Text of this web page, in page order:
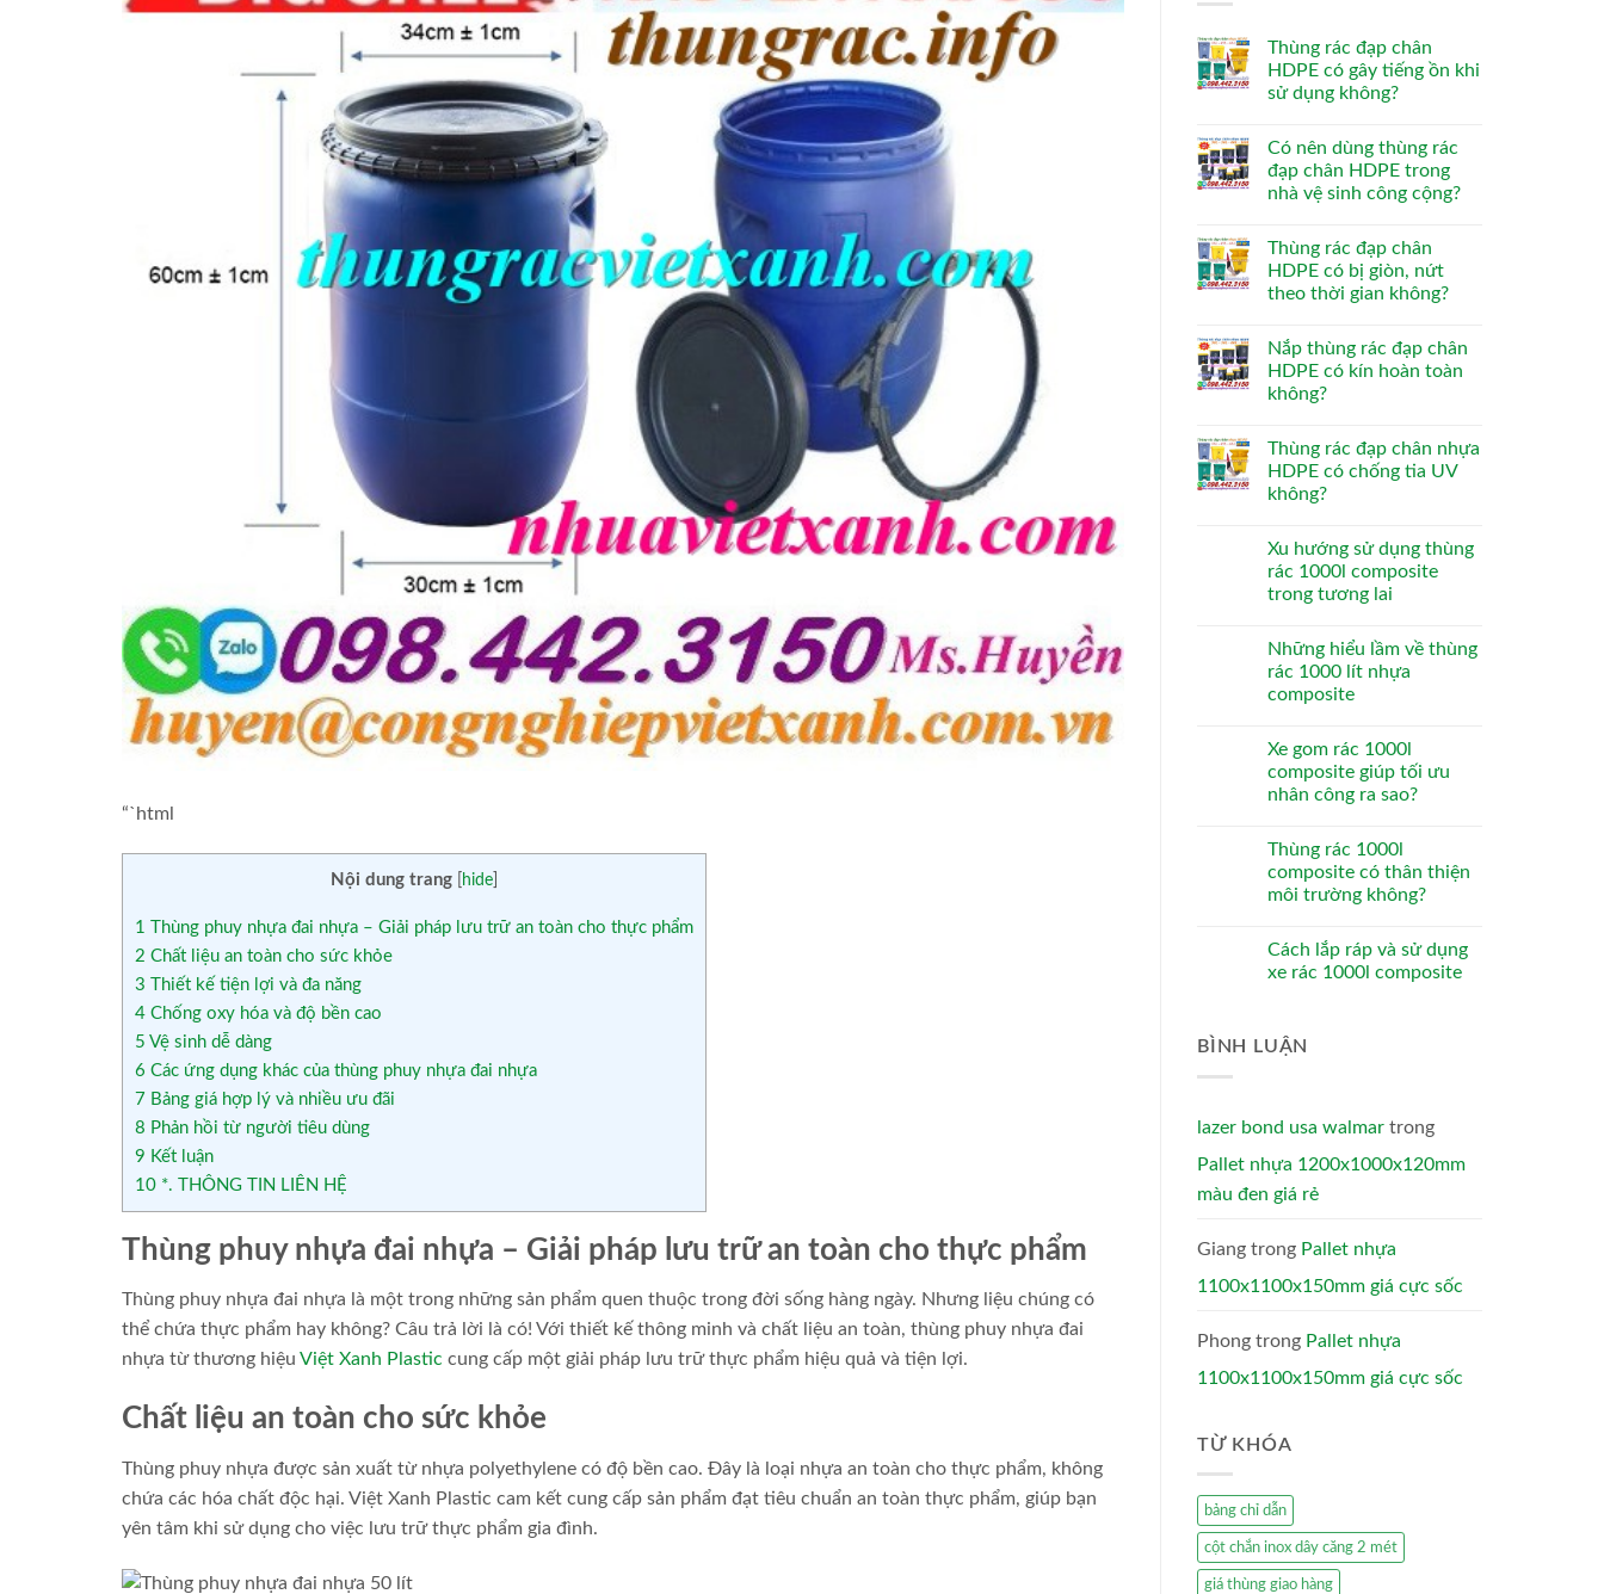
“`html
Nội dung trang hide
1 Thùng phuy nhựa đai nhựa – Giải pháp lưu trữ an toàn cho thực phẩm
2 Chất liệu an toàn cho sức khỏe
3 Thiết kế tiện lợi và đa năng
4 Chống oxy hóa và độ bền cao
5 Vệ sinh dễ dàng
6 Các ứng dụng khác của thùng phuy nhựa đai nhựa
7 Bảng giá hợp lý và nhiều ưu đãi
8 Phản hồi từ người tiêu dùng
9 Kết luận
10 *. THÔNG TIN LIÊN HỆ
Thùng phuy nhựa đai nhựa – Giải pháp lưu trữ an toàn cho thực phẩm
Thùng phuy nhựa đai nhựa là một trong những sản phẩm quen thuộc trong đời sống hàng ngày. Nhưng liệu chúng có
thể chứa thực phẩm hay không? Câu trả lời là có! Với thiết kế thông minh và chất liệu an toàn, thùng phuy nhựa đai
nhựa từ thương hiệu Việt Xanh Plastic cung cấp một giải pháp lưu trữ thực phẩm hiệu quả và tiện lợi.
Chất liệu an toàn cho sức khỏe
Thùng phuy nhựa được sản xuất từ nhựa polyethylene có độ bền cao. Đây là loại nhựa an toàn cho thực phẩm, không
chứa các hóa chất độc hại. Việt Xanh Plastic cam kết cung cấp sản phẩm đạt tiêu chuẩn an toàn thực phẩm, giúp bạn
yên tâm khi sử dụng cho việc lưu trữ thực phẩm gia đình.
Thùng rác đạp chân
HDPE có gây tiếng ồn khi
sử dụng không?
Có nên dùng thùng rác
đạp chân HDPE trong
nhà vệ sinh công cộng?
Thùng rác đạp chân
HDPE có bị giòn, nứt
theo thời gian không?
Nắp thùng rác đạp chân
HDPE có kín hoàn toàn
không?
Thùng rác đạp chân nhựa
HDPE có chống tia UV
không?
Xu hướng sử dụng thùng
rác 1000l composite
trong tương lai
Những hiểu lầm về thùng
rác 1000 lít nhựa
composite
Xe gom rác 1000l
composite giúp tối ưu
nhân công ra sao?
Thùng rác 1000l
composite có thân thiện
môi trường không?
Cách lắp ráp và sử dụng
xe rác 1000l composite
BÌNH LUẬN
lazer bond usa walmar trong
Pallet nhựa 1200x1000x120mm
màu đen giá rẻ
Giang trong Pallet nhựa
1100x1100x150mm giá cực sốc
Phong trong Pallet nhựa
1100x1100x150mm giá cực sốc
TỪ KHÓA
bảng chỉ dẫn
cột chắn inox dây căng 2 mét
giá thùng giao hàng